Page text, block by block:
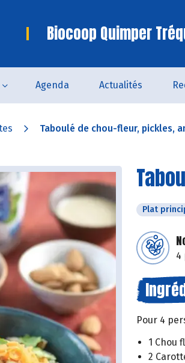
Biocoop Quimper
Agenda Actualités
Taboulé de chou-fleur, pickles,
Plat
4
Pour 4
1 Chou
2